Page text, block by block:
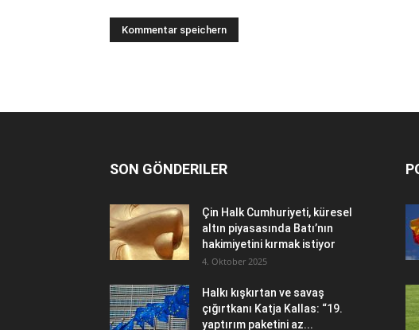
SON GÖNDERILER
Çin Halk Cumhuriyeti, küresel
altın piyasasında Batı’nın
hakimiyetini kırmak istiyor
4. Oktober 2025
Halkı kışkırtan ve savaş
çığırtkanı Katja Kallas: “19.
yaptırım paketini az...